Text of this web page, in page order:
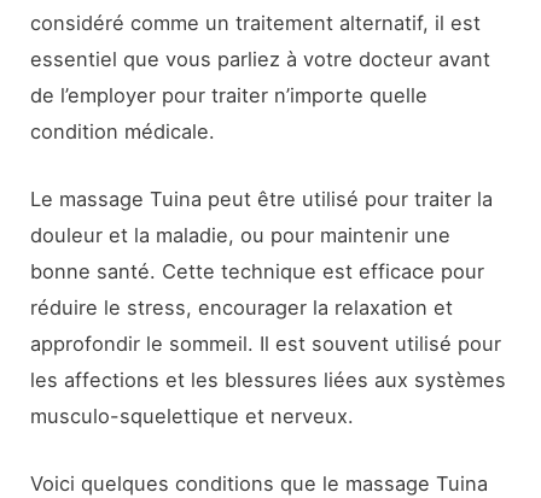
considéré comme un traitement alternatif, il est
essentiel que vous parliez à votre docteur avant
de l’employer pour traiter n’importe quelle
condition médicale.
Le massage Tuina peut être utilisé pour traiter la
douleur et la maladie, ou pour maintenir une
bonne santé. Cette technique est efficace pour
réduire le stress, encourager la relaxation et
approfondir le sommeil. Il est souvent utilisé pour
les affections et les blessures liées aux systèmes
musculo-squelettique et nerveux.
Voici quelques conditions que le massage Tuina